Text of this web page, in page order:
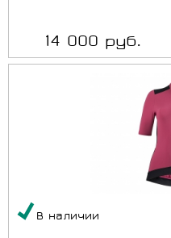
14 000 руб.
В наличии